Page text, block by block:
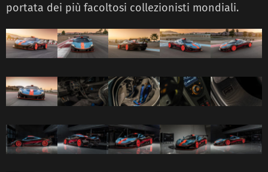
portata dei più facoltosi collezionisti mondiali.